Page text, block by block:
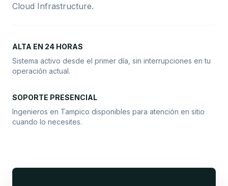
Cloud Infrastructure.
ALTA EN 24 HORAS
Sistema activo desde el primer día, sin interrupciones en tu
operación actual.
SOPORTE PRESENCIAL
Ingenieros en Tampico disponibles para atención en sitio
cuando lo necesites.